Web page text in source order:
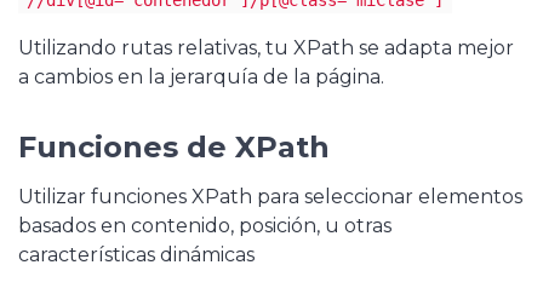
Utilizando rutas relativas, tu XPath se adapta mejor
a cambios en la jerarquía de la página.
Funciones de XPath
Utilizar funciones XPath para seleccionar elementos
basados en contenido, posición, u otras
características dinámicas